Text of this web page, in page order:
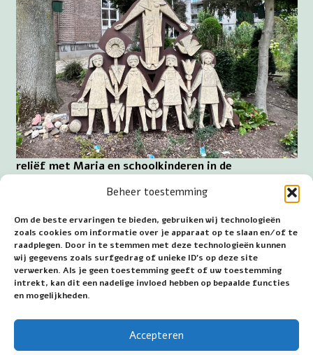
Beheer toestemming
Om de beste ervaringen te bieden, gebruiken wij technologieën
zoals cookies om informatie over je apparaat op te slaan en/of te
raadplegen. Door in te stemmen met deze technologieën kunnen
wij gegevens zoals surfgedrag of unieke ID's op deze site
verwerken. Als je geen toestemming geeft of uw toestemming
intrekt, kan dit een nadelige invloed hebben op bepaalde functies
en mogelijkheden.
Accepteren
reliëf met Maria en schoolkinderen in de
onderhouden pastorietuin zijn dagelijks vrij
toegankelijk.
Adres Lourdesgrot: Oosterweg 4, 6602HD Wijchen.
Wijchen ligt 12 km ten zuidwesten van de grote stad
Nijmegen.
~~~